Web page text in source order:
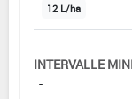
12 L/ha
INTERVALLE
-